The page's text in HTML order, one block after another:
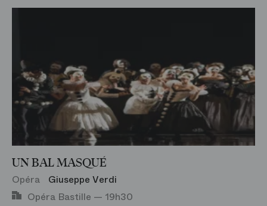
Exposition
Visite
Film
Danse
Test genre
Philharmonie de Paris
Studio Bastille
UN BAL MASQUÉ
Opéra
Giuseppe Verdi
Opéra Bastille — 19h30